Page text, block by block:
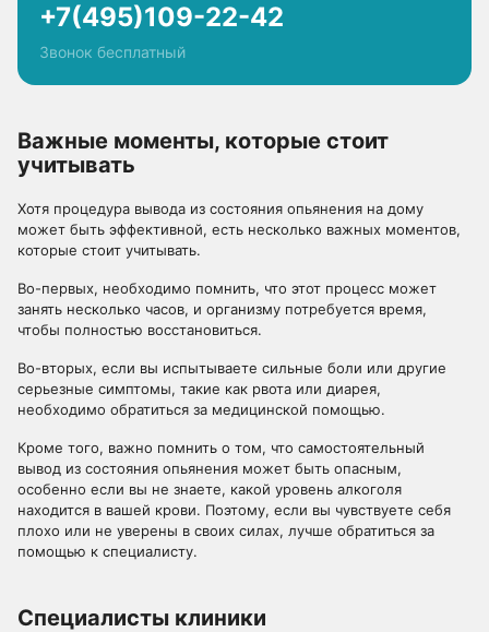
+7(495)109-22-42
Звонок бесплатный
Важные моменты, которые стоит
учитывать
Хотя процедура вывода из состояния опьянения на дому
может быть эффективной, есть несколько важных моментов,
которые стоит учитывать.
Во-первых, необходимо помнить, что этот процесс может
занять несколько часов, и организму потребуется время,
чтобы полностью восстановиться.
Во-вторых, если вы испытываете сильные боли или другие
серьезные симптомы, такие как рвота или диарея,
необходимо обратиться за медицинской помощью.
Кроме того, важно помнить о том, что самостоятельный
вывод из состояния опьянения может быть опасным,
особенно если вы не знаете, какой уровень алкоголя
находится в вашей крови. Поэтому, если вы чувствуете себя
плохо или не уверены в своих силах, лучше обратиться за
помощью к специалисту.
Специалисты клиники